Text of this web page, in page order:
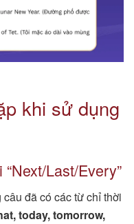
khi sử dụng
Last/Every”
đã có các từ chỉ thời
today, tomorrow,